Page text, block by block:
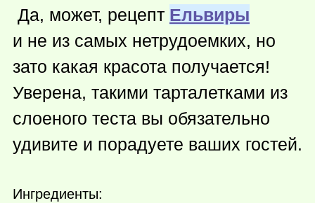
Да, может, рецепт Ельвиры
и не из самых нетрудоемких, но
зато какая красота получается!
Уверена, такими тарталетками из
слоеного теста вы обязательно
удивите и порадуете ваших гостей.
Ингредиенты: